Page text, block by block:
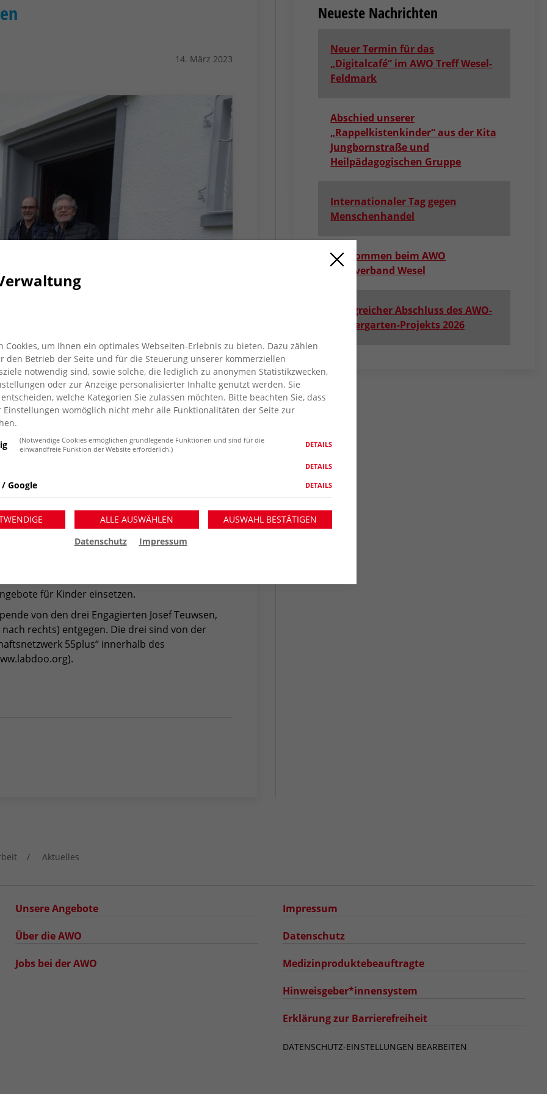
14. März 2023
freut sich über fünf
gespendet wurden.
Helfer*innen, welches Kindern weltweit
Plattform steht allen Menschen weltweit
leistungsfähiger Bildungssoftware
für Kinder einsetzen.
von den drei Engagierten Josef Teuwsen,
rechts) entgegen. Die drei sind von der
55plus“ innerhalb des
Neueste Nachrichten
Neuer Termin für das
„Digitalcafé” im AWO Treff Wesel-
Feldmark
Abschied unserer
„Rappelkistenkinder“ aus der Kita
Jungbornstraße und
Heilpädagogischen Gruppe
Internationaler Tag gegen
Menschenhandel
Willkommen beim AWO
Kreisverband Wesel
Erfolgreicher Abschluss des AWO-
Zaubergarten-Projekts 2026
Aktuelles
Unsere Angebote
Über die AWO
Jobs bei der AWO
Impressum
Datenschutz
Medizinproduktebeauftragte
Hinweisgeber*innensystem
Erklärung zur Barrierefreiheit
DATENSCHUTZ-EINSTELLUNGEN BEARBEITEN
Cookies, um Ihnen ein optimales Webseiten-Erlebnis zu bieten. Dazu zählen
den Betrieb der Seite und für die Steuerung unserer kommerziellen
notwendig sind, sowie solche, die lediglich zu anonymen Statistikzwecken,
oder zur Anzeige personalisierter Inhalte genutzt werden. Sie
welche Kategorien Sie zulassen möchten. Bitte beachten Sie, dass
Einstellungen womöglich nicht mehr alle Funktionalitäten der Seite zur
(Notwendige Cookies ermöglichen grundlegende Funktionen und sind für die
einwandfreie Funktion der Website erforderlich.)
DETAILS
DETAILS
Google DETAILS
ALLE AUSWÄHLEN
AUSWAHL BESTÄTIGEN
Datenschutz
Impressum